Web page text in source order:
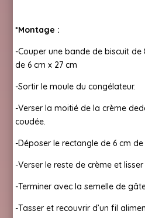
*Montage :
-Couper une bande de biscuit de
de 6 cm x 27 cm
-Sortir le moule du congélateur.
-Verser la moitié de la crème
coudée.
-Déposer le rectangle de 6 cm de
-Verser le reste de crème et
-Terminer avec la semelle de
-Tasser et recouvrir d’un fil